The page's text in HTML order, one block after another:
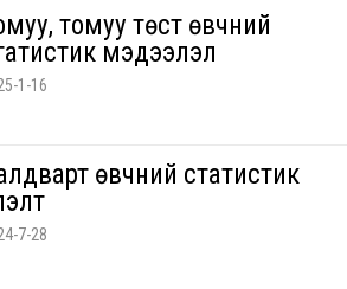
томуу төст өвчний
мэдээлэл
1-16
өвчний статистик
7-28